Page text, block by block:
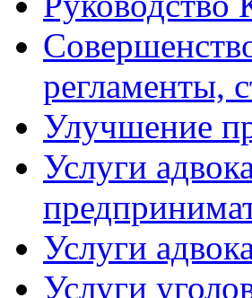
регламенты,
Улучшение
Услуги
Услуги
Услуги